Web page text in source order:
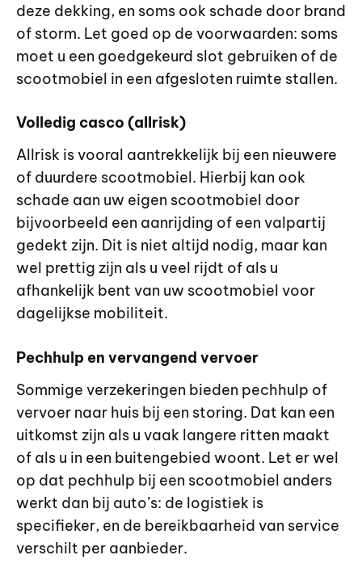
deze dekking, en soms ook schade door brand
of storm. Let goed op de voorwaarden: soms
moet u een goedgekeurd slot gebruiken of de
scootmobiel in een afgesloten ruimte stallen.
Volledig casco (allrisk)
Allrisk is vooral aantrekkelijk bij een nieuwere
of duurdere scootmobiel. Hierbij kan ook
schade aan uw eigen scootmobiel door
bijvoorbeeld een aanrijding of een valpartij
gedekt zijn. Dit is niet altijd nodig, maar kan
wel prettig zijn als u veel rijdt of als u
afhankelijk bent van uw scootmobiel voor
dagelijkse mobiliteit.
Pechhulp en vervangend vervoer
Sommige verzekeringen bieden pechhulp of
vervoer naar huis bij een storing. Dat kan een
uitkomst zijn als u vaak langere ritten maakt
of als u in een buitengebied woont. Let er wel
op dat pechhulp bij een scootmobiel anders
werkt dan bij auto’s: de logistiek is
specifieker, en de bereikbaarheid van service
verschilt per aanbieder.